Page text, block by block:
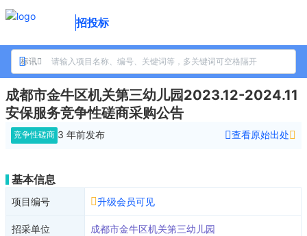
招投标
标讯
成都市金牛区机关第三幼儿园2023.12-2024.11
安保服务竞争性磋商采购公告
竞争性磋商 3 年前发布 查看原始出处
基本信息
项目编号 升级会员可见
招采单位 成都市金牛区机关第三幼儿园